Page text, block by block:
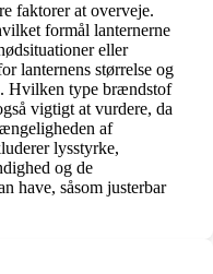
faktorer at overveje.
formål lanternerne
eller
lanternens størrelse og
Hvilken type brændstof
vigtigt at vurdere, da
af
lysstyrke,
og de
have, såsom justerbar